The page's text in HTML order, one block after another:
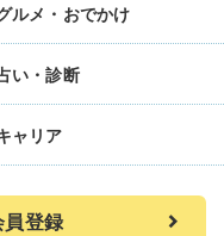
ルメ・おでかけ
い・診断
ャリア
員登録